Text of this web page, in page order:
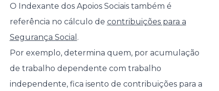
O Indexante dos Apoios Sociais também é
referência no cálculo de contribuições para a
Segurança Social .
Por exemplo, determina quem, por acumulação
de trabalho dependente com trabalho
independente, fica isento de contribuições para a